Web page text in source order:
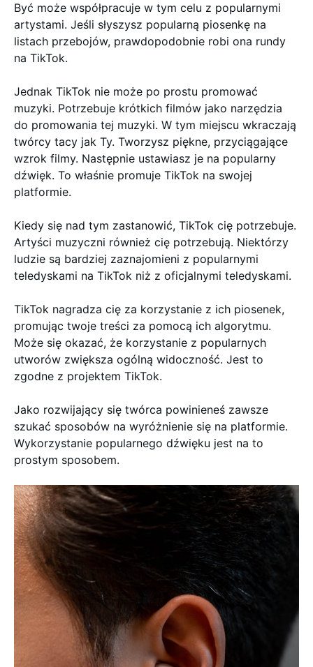
Być może współpracuje w tym celu z popularnymi
artystami. Jeśli słyszysz popularną piosenkę na
listach przebojów, prawdopodobnie robi ona rundy
na TikTok.
Jednak TikTok nie może po prostu promować
muzyki. Potrzebuje krótkich filmów jako narzędzia
do promowania tej muzyki. W tym miejscu wkraczają
twórcy tacy jak Ty. Tworzysz piękne, przyciągające
wzrok filmy. Następnie ustawiasz je na popularny
dźwięk. To właśnie promuje TikTok na swojej
platformie.
Kiedy się nad tym zastanowić, TikTok cię potrzebuje.
Artyści muzyczni również cię potrzebują. Niektórzy
ludzie są bardziej zaznajomieni z popularnymi
teledyskami na TikTok niż z oficjalnymi teledyskami.
TikTok nagradza cię za korzystanie z ich piosenek,
promując twoje treści za pomocą ich algorytmu.
Może się okazać, że korzystanie z popularnych
utworów zwiększa ogólną widoczność. Jest to
zgodne z projektem TikTok.
Jako rozwijający się twórca powinieneś zawsze
szukać sposobów na wyróżnienie się na platformie.
Wykorzystanie popularnego dźwięku jest na to
prostym sposobem.